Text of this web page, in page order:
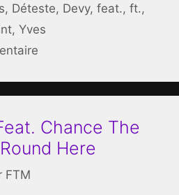
, Déteste, Devy,feat.,ft.,
, Yves
Chance The
Here
FTM